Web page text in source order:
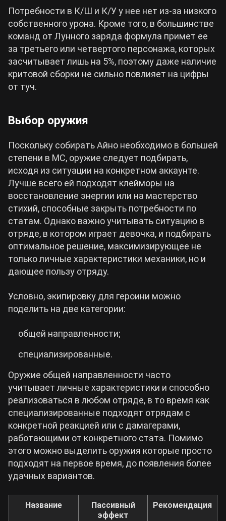
Потребности в К/Ш и К/У у нее нет из-за низкого
собственного урона. Кроме того, в большинстве
команд от Лунного заряда формула примет ее
за третьего или четвертого персонажа, которых
засчитывает лишь на 5%, поэтому даже наличие
критовой сборки не сильно повлияет на цифры
от туч.
Выбор оружия
Поскольку собирать Айно необходимо в большей
степени в МС, оружие следует подбирать,
исходя из ситуации на конкретном аккаунте.
Лучше всего ей подходят клейморы на
восстановление энергии или на мастерство
стихий, способные закрыть потребности по
статам. Однако важно учитывать ситуацию в
отряде, в котором играет девочка, и подбирать
оптимальное решение, максимизирующее не
только личные характеристики механики, но и
дающее пользу отряду.
Условно, экипировку для героини можно
поделить на две категории:
общей направленности;
специализированные.
Оружие общей направленности часто
учитывает личные характеристики и способно
реализоваться в любом отряде, в то время как
специализированные подходят отрядам с
конкретной реакцией или с дамагерами,
работающими от конкретного стата. Помимо
этого можно выделить оружия которые просто
подходят на первое время, до появления более
удачных вариантов.
Название
Пассивный
эффект
Рекомендация